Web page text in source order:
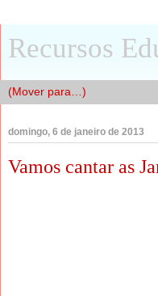
Recursos
domingo, 6 de janeiro de 2013
Vamos cantar as